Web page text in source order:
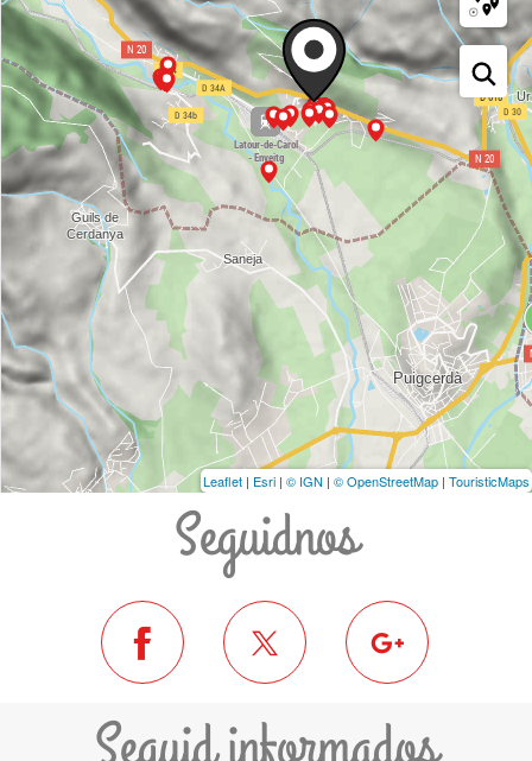
Leaflet | Esri | © IGN | © OpenStreetMap | TouristicMaps
Seguidnos